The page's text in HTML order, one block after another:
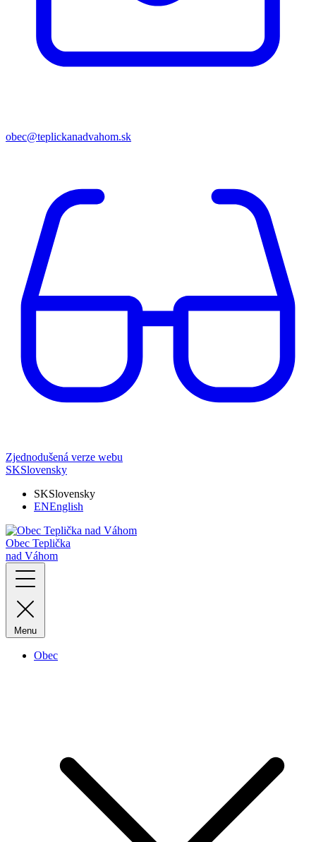
obec@teplickanadvahom.sk
Zjednodušená verze webu
SKSlovensky
SKSlovensky
ENEnglish
Obec Teplička
nad Váhom
Menu
Obec